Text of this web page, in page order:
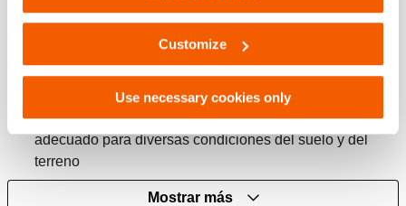
Customize
Use necessary cookies only
la válvula anti-retorno controlada por presión
Una sola persona puede mover la bomba rápida y
Con ruedas de goma: ideal para interiores y exteriores,
adecuado para diversas condiciones del suelo y del
terreno
Mostrar más